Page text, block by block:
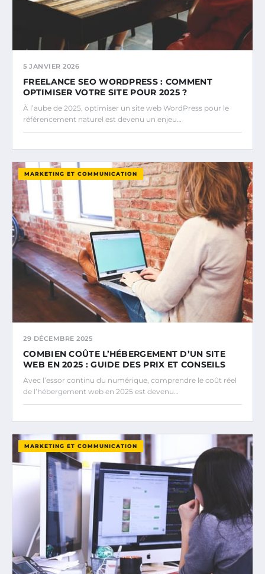
5 JANVIER 2026
FREELANCE SEO WORDPRESS : COMMENT
OPTIMISER VOTRE SITE POUR 2025 ?
À l’aube de 2025, optimiser un site web WordPress pour le
référencement naturel est devenu un enjeu…
MARKETING ET COMMUNICATION
29 DÉCEMBRE 2025
COMBIEN COÛTE L’HÉBERGEMENT D’UN SITE
WEB EN 2025 : GUIDE DES PRIX ET CONSEILS
Avec l’essor continu du numérique, comprendre le coût réel
de l’hébergement web en 2025 est devenu…
MARKETING ET COMMUNICATION